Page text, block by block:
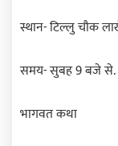
स्थान- टिल्लु चौक
समय- सुबह 9 बजे से.
भागवत कथा